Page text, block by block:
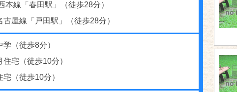
本線「春田駅」（徒歩28分）
古屋線「戸田駅」（徒歩28分）
学（徒歩8分）
住宅（徒歩10分）
宅（徒歩10分）